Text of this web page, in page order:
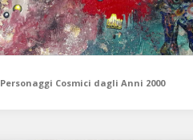
Personaggi Cosmici dagli Anni 2000